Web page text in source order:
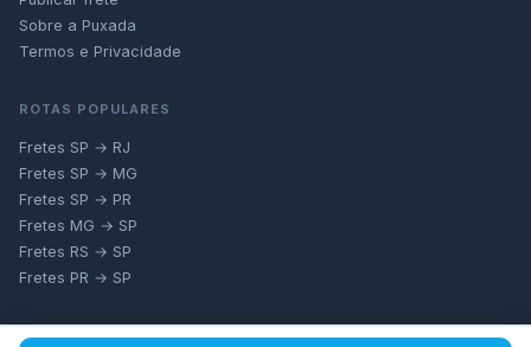
Sobre a Puxada
Termos e Privacidade
ROTAS POPULARES
Fretes SP → RJ
Fretes SP → MG
Fretes SP → PR
Fretes MG → SP
Fretes RS → SP
Fretes PR → SP